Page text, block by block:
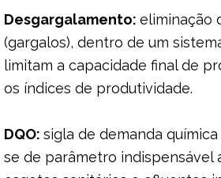
Desgargalamento: eliminação
(gargalos), dentro de um
limitam a capacidade final de
os índices de produtividade.
DQO: sigla de demanda
se de parâmetro indispensável